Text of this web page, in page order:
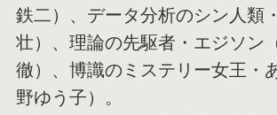
鉄二）、データ分析のシン人類
壮）、理論の先駆者・エジソン
徹）、博識のミステリー女王・
野ゆう子）。